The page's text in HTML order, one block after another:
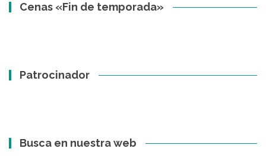
Cenas «Fin de temporada»
Patrocinador
Busca en nuestra web